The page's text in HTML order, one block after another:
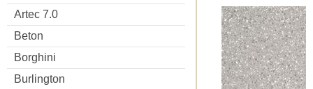
Artec 7.0
Beton
Borghini
Burlington